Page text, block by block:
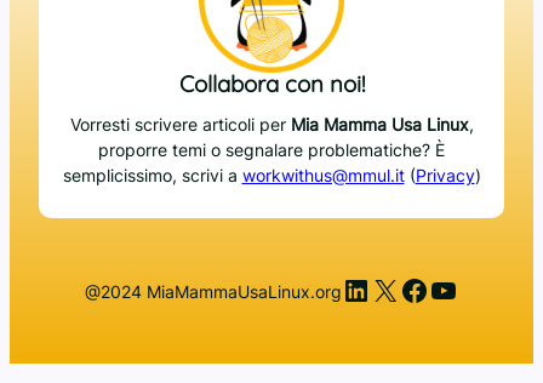
Collabora con noi!
Vorresti scrivere articoli per Mia Mamma Usa Linux,
proporre temi o segnalare problematiche? È
semplicissimo, scrivi a workwithus@mmul.it(Privacy)
@2024 MiaMammaUsaLinux.org LinkedIn
X Facebook